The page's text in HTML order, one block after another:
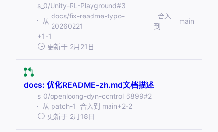
s_0/Unity-RL-Playground#3
从
docs/fix-readme-typo-
20260221
合入
到
main
+1-1
更新于 2月21日
docs: 优化README-zh.md文档描述
s_0/openloong-dyn-control_6899#2
从 patch-1 合入到 main+2-2
更新于 2月18日